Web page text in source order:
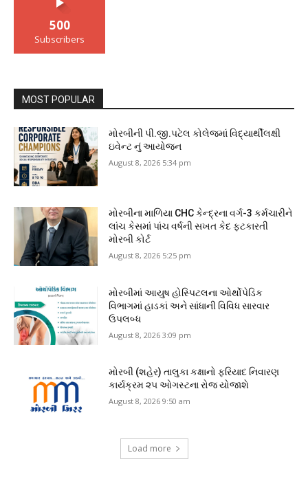
500
Subscribers
MOST POPULAR
મોરબીની પી.જી.પટેલ કોલેજમાં વિદ્યાર્થીલક્ષી
ઇવેન્ટ નું આયોજન
August 8, 2026 5:34 pm
મોરબીના માળિયા CHC કેન્દ્રના વર્ગ-3 કર્મચારીને
લાંચ કેસમાં પાંચ વર્ષની સખત કેદ ફટકારતી
મોરબી કોર્ટ
August 8, 2026 5:25 pm
મોરબીમાં આયુષ હોસ્પિટલના ઓર્થોપેડિક
વિભાગમાં હાડકાં અને સાંધાની વિવિધ સારવાર
ઉપલબ્ધ
August 8, 2026 3:09 pm
મોરબી (શહેર) તાલુકા કક્ષાનો ફરિયાદ નિવારણ
કાર્યક્રમ ૨૫ ઓગસ્ટના રોજ યોજાશે
August 8, 2026 9:50 am
Load more